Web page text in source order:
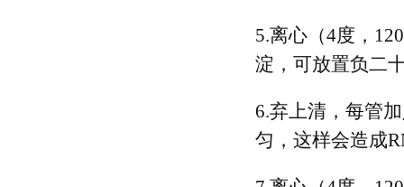
5.离心（4度，
淀，可放置负二
6.弃上清，每管
匀，这样会造成